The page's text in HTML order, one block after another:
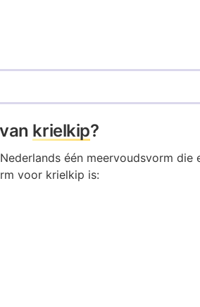
krielkip?
één meervoudsvorm die
voor krielkip is: